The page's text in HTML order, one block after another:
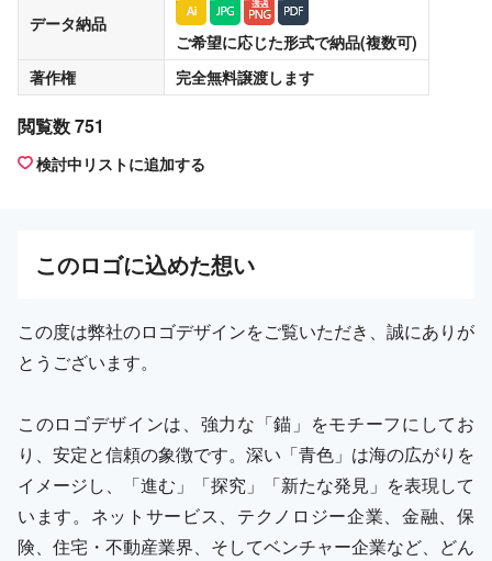
データ納品
ご希望に応じた形式で納品(複数可)
著作権
完全無料譲渡します
閲覧数 751
検討中リストに追加する
このロゴに込めた想い
この度は弊社のロゴデザインをご覧いただき、誠にありが
とうございます。
このロゴデザインは、強力な「錨」をモチーフにしてお
り、安定と信頼の象徴です。深い「青色」は海の広がりを
イメージし、「進む」「探究」「新たな発見」を表現して
います。ネットサービス、テクノロジー企業、金融、保
険、住宅・不動産業界、そしてベンチャー企業など、どん